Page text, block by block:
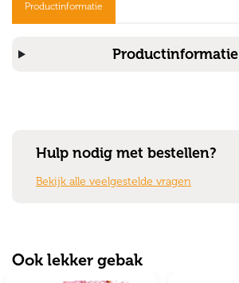
Productinformatie
Productinformatie
Hulp nodig met bestellen?
Bekijk alle veelgestelde vragen
Ook lekker gebak